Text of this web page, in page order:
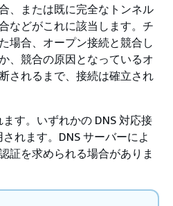
、または既に完全なトンネル
などがこれに該当します。チ
場合、オープン接続と競合し
、競合の原因となっているオ
されるまで、接続は確立され
す。いずれかの DNS 対応接
れます。DNS サーバーによ
証を求められる場合がありま